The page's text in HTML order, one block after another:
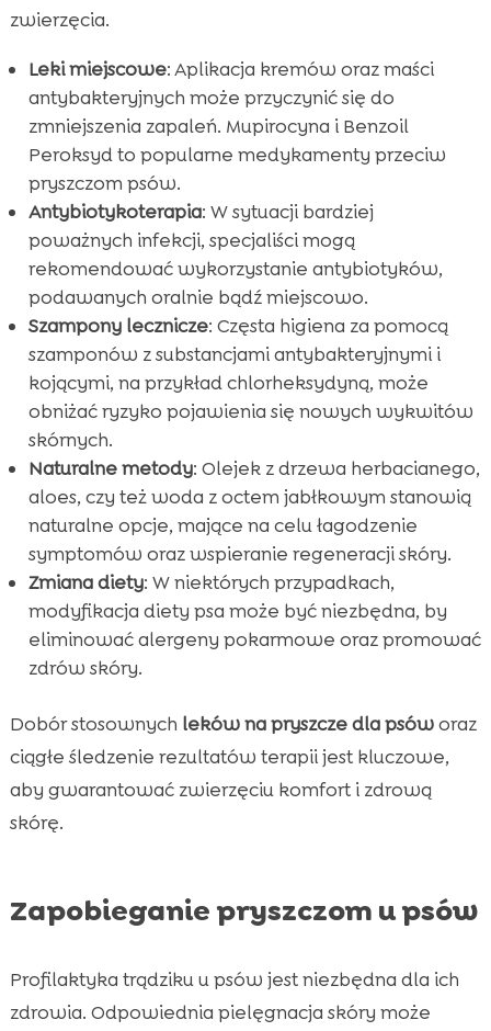
zwierzęcia.
Leki miejscowe: Aplikacja kremów oraz maści
antybakteryjnych może przyczynić się do
zmniejszenia zapaleń. Mupirocyna i Benzoil
Peroksyd to popularne medykamenty przeciw
pryszczom psów.
Antybiotykoterapia: W sytuacji bardziej
poważnych infekcji, specjaliści mogą
rekomendować wykorzystanie antybiotyków,
podawanych oralnie bądź miejscowo.
Szampony lecznicze: Częsta higiena za pomocą
szamponów z substancjami antybakteryjnymi i
kojącymi, na przykład chlorheksydyną, może
obniżać ryzyko pojawienia się nowych wykwitów
skórnych.
Naturalne metody: Olejek z drzewa herbacianego,
aloes, czy też woda z octem jabłkowym stanowią
naturalne opcje, mające na celu łagodzenie
symptomów oraz wspieranie regeneracji skóry.
Zmiana diety: W niektórych przypadkach,
modyfikacja diety psa może być niezbędna, by
eliminować alergeny pokarmowe oraz promować
zdrów skóry.
Dobór stosownych leków na pryszcze dla psóworaz
ciągłe śledzenie rezultatów terapii jest kluczowe,
aby gwarantować zwierzęciu komfort i zdrową
skórę.
Zapobieganie pryszczom u psów
Profilaktyka trądziku u psów jest niezbędna dla ich
zdrowia. Odpowiednia pielęgnacja skóry może